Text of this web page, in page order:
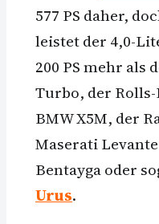
577 PS daher,
leistet der 4,0-
200 PS mehr als
Turbo, der
BMW X5M, der
Maserati
Bentayga oder
Urus.